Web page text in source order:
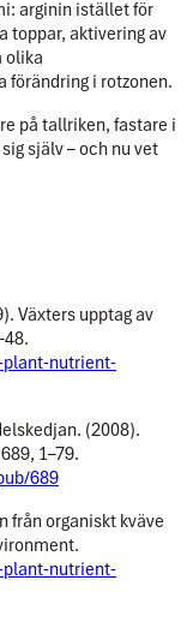
arginin istället för
toppar, aktivering av
olika
förändring i rotzonen.
på tallriken, fastare i
själv – och nu vet
Växters upptag av
nutrient-
(2008).
1–79.
689
från organiskt kväve
nutrient-